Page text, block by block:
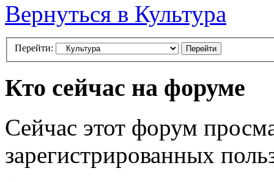
Вернуться в Культура
Перейти:
Кто сейчас на форуме
Сейчас этот форум
зарегистрированных